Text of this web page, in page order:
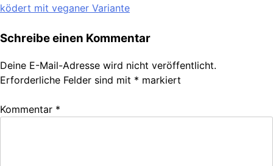
ködert mit veganer Variante
Schreibe einen Kommentar
Deine E-Mail-Adresse wird nicht veröffentlicht.
Erforderliche Felder sind mit * markiert
Kommentar *